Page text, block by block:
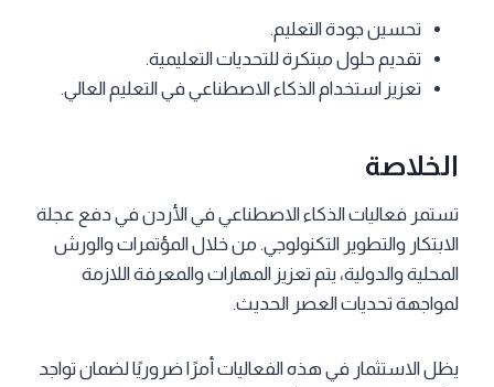
تحسين جودة التعليم.
تقديم حلول مبتكرة للتحديات التعليمية.
تعزيز استخدام الذكاء الاصطناعي في التعليم العالي.
الخلاصة
تستمر فعاليات الذكاء الاصطناعي في الأردن في دفع عجلة
الابتكار والتطوير التكنولوجي. من خلال المؤتمرات والورش
المحلية والدولية، يتم تعزيز المهارات والمعرفة اللازمة
لمواجهة تحديات العصر الحديث.
يظل الاستثمار في هذه الفعاليات أمرًا ضروريًا لضمان تواجد